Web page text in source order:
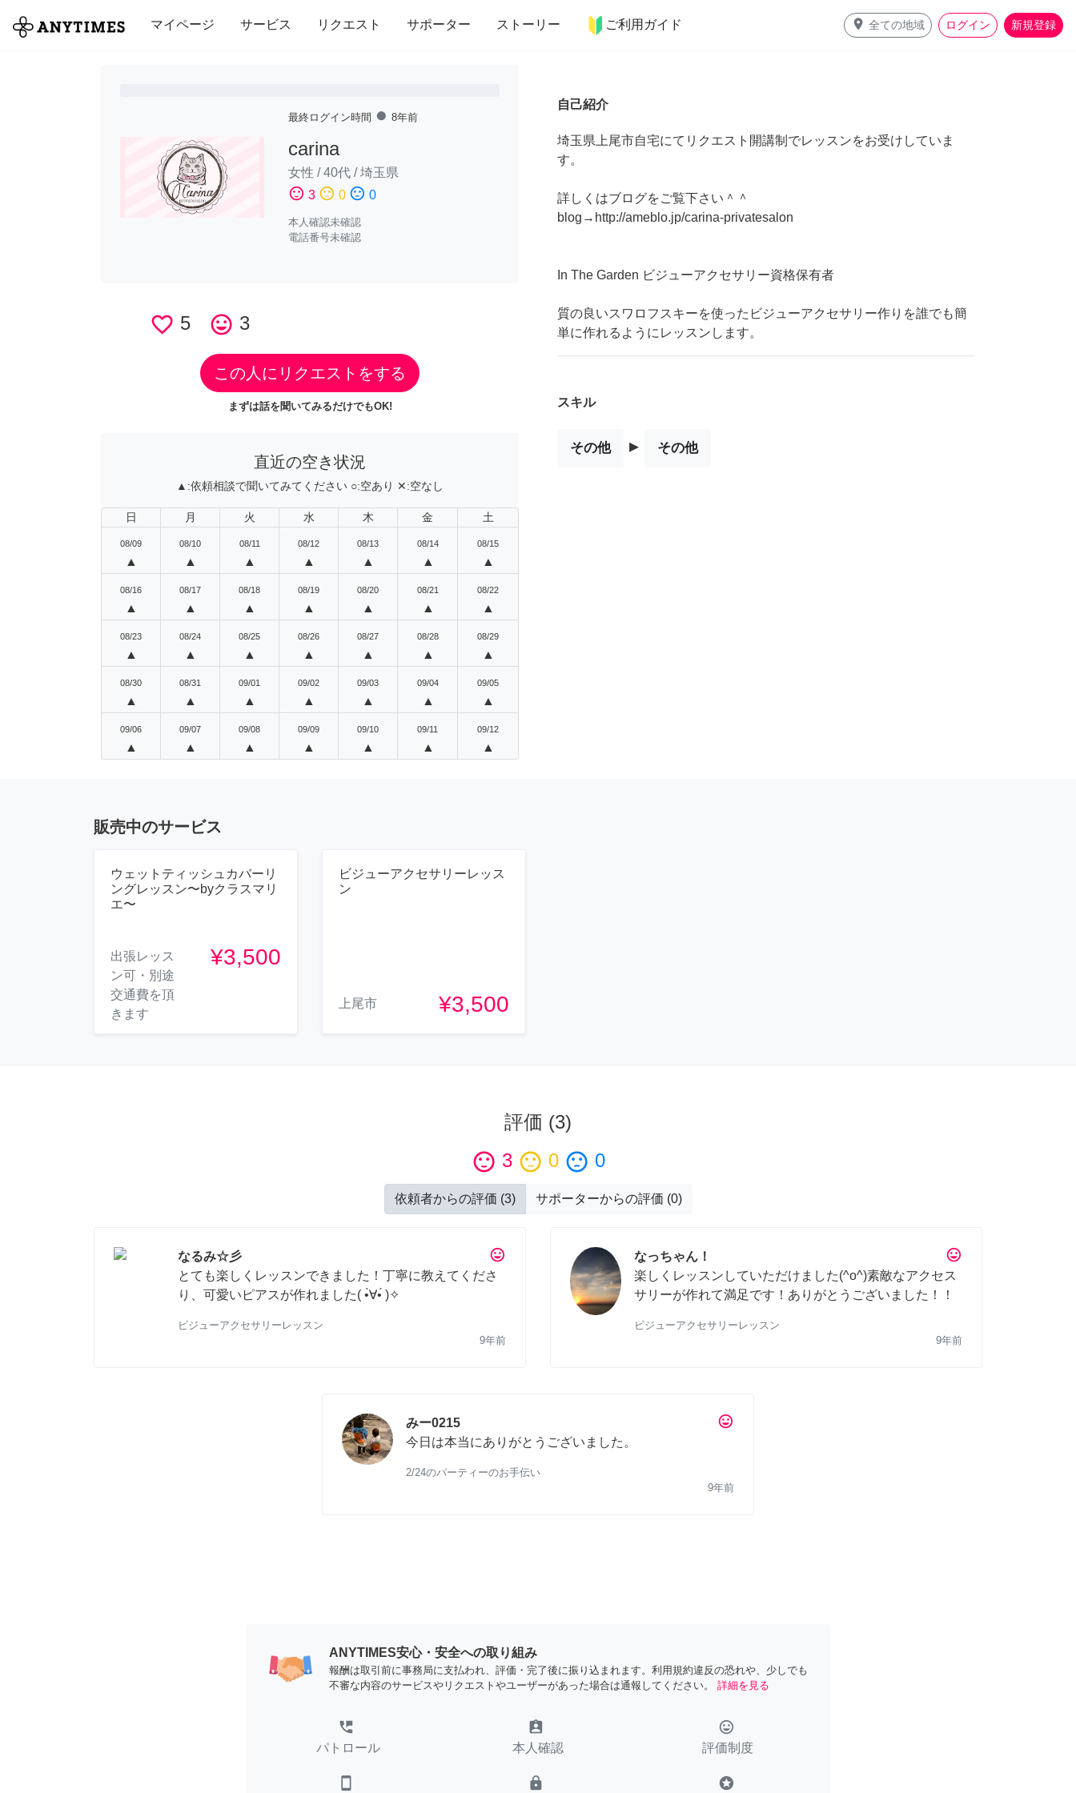
マイページ サービス リクエスト サポーター ストーリー ご利用ガイド place 全ての地域 ログイン 新規登録
全て 修理・組立 家事 引っ越し インテリア 趣味・習い事 ペット 料理
最終ログイン時間 fiber_manual_record 8年前
carina
女性 /40代 /埼玉県
sentiment_satisfied 3 sentiment_neutral 0 sentiment_dissatisfied 0
本人確認未確認
電話番号未確認
favorite_border 5 tag_faces 3
この人にリクエストをする
まずは話を聞いてみるだけでもOK!
直近の空き状況
▲:依頼相談で聞いてみてください ○:空あり ✕:空なし
日 月 火 水 木 金 土
08/09
▲
08/10
▲
08/11
▲
08/12
▲
08/13
▲
08/14
▲
08/15
▲
08/16
▲
08/17
▲
08/18
▲
08/19
▲
08/20
▲
08/21
▲
08/22
▲
08/23
▲
08/24
▲
08/25
▲
08/26
▲
08/27
▲
08/28
▲
08/29
▲
08/30
▲
08/31
▲
09/01
▲
09/02
▲
09/03
▲
09/04
▲
09/05
▲
09/06
▲
09/07
▲
09/08
▲
09/09
▲
09/10
▲
09/11
▲
09/12
▲
自己紹介
埼玉県上尾市自宅にてリクエスト開講制でレッスンをお受けしていま
す。
詳しくはブログをご覧下さい＾＾
blog→http://ameblo.jp/carina-privatesalon
In The Garden ビジューアクセサリー資格保有者
質の良いスワロフスキーを使ったビジューアクセサリー作りを誰でも簡
単に作れるようにレッスンします。
スキル
その他 ▸ その他
販売中のサービス
ウェットティッシュカバーリ
ングレッスン〜byクラスマリ
エ〜
出張レッス
ン可・別途
交通費を頂
きます
¥3,500
ビジューアクセサリーレッス
ン
上尾市 ¥3,500
評価 (3)
sentiment_satisfied 3 sentiment_neutral 0 sentiment_dissatisfied 0
依頼者からの評価 (3) サポーターからの評価 (0)
tag_faces
なるみ☆彡
とても楽しくレッスンできました！丁寧に教えてくださ
り、可愛いピアスが作れました( •̀∀•́ )✧
ビジューアクセサリーレッスン
9年前
tag_faces
なっちゃん！
楽しくレッスンしていただけました(^o^)素敵なアクセス
サリーが作れて満足です！ありがとうございました！！
ビジューアクセサリーレッスン
9年前
tag_faces
みー0215
今日は本当にありがとうございました。
2/24のパーティーのお手伝い
9年前
ANYTIMES安心・安全への取り組み
報酬は取引前に事務局に支払われ、評価・完了後に振り込まれます。利用規約違反の恐れや、少しでも
不審な内容のサービスやリクエストやユーザーがあった場合は通報してください。
詳細を見る
perm_phone_msg
パトロール
assignment_ind
本人確認
tag_faces
評価制度
smartphone lock stars